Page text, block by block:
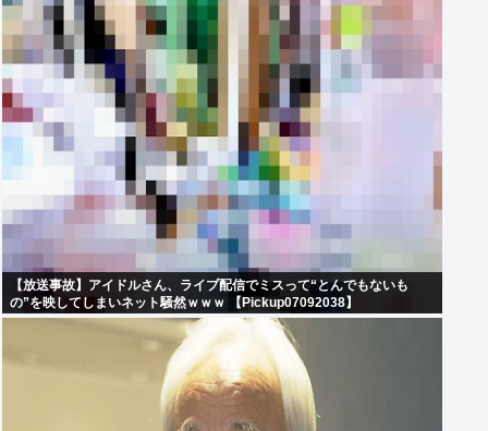
【放送事故】アイドルさん、ライブ配信でミスって“とんでもないも
の”を映してしまいネット騒然ｗｗｗ 【Pickup07092038】